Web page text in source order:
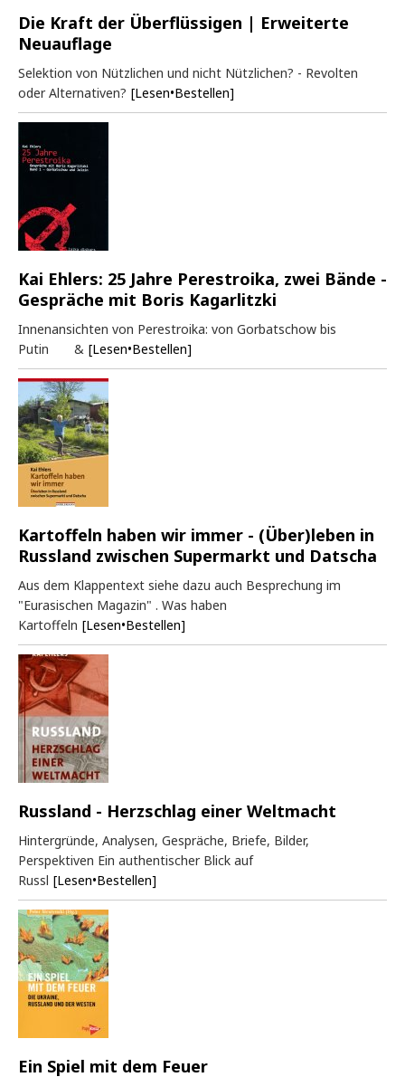
Die Kraft der Überflüssigen | Erweiterte
Neuauflage
Selektion von Nützlichen und nicht Nützlichen? - Revolten
oder Alternativen? [Lesen•Bestellen]
Kai Ehlers: 25 Jahre Perestroika, zwei Bände -
Gespräche mit Boris Kagarlitzki
Innenansichten von Perestroika: von Gorbatschow bis
Putin & [Lesen•Bestellen]
Kartoffeln haben wir immer - (Über)leben in
Russland zwischen Supermarkt und Datscha
Aus dem Klappentext siehe dazu auch Besprechung im
"Eurasischen Magazin" . Was haben
Kartoffeln [Lesen•Bestellen]
Russland - Herzschlag einer Weltmacht
Hintergründe, Analysen, Gespräche, Briefe, Bilder,
Perspektiven Ein authentischer Blick auf
Russl [Lesen•Bestellen]
Ein Spiel mit dem Feuer